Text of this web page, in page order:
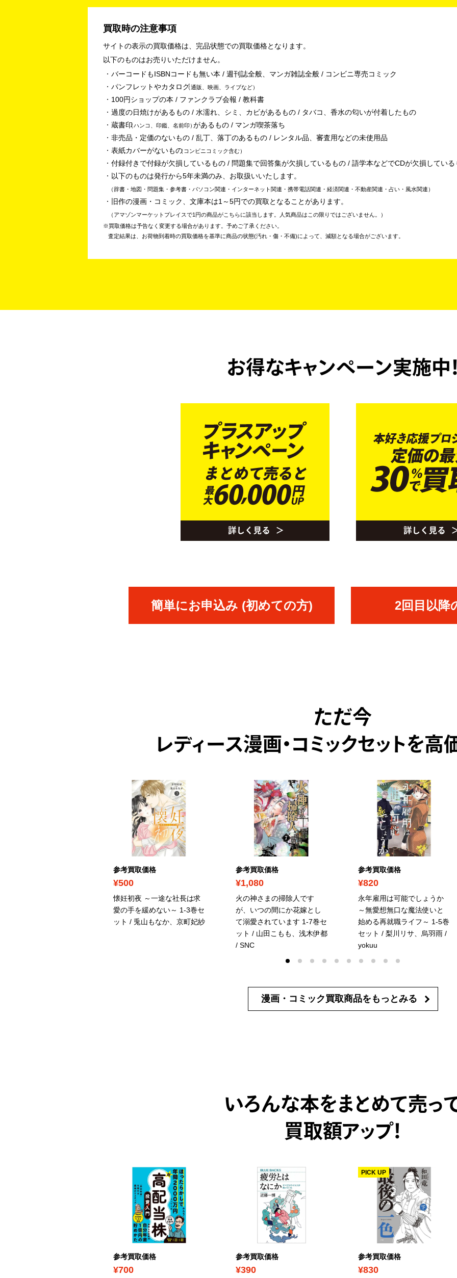
買取時の注意事項
サイトの表示の買取価格は、完品状態での買取価格となります。
以下のものはお売りいただけません。
バーコードもISBNコードも無い本 / 週刊誌全般、マンガ雑誌全般 / コンビニ専売コミック
パンフレットやカタログ 通販、映画、ライブなど
100円ショップの本 / ファンクラブ会報 / 教科書
過度の日焼けがあるもの / 水濡れ、シミ、カビがあるもの / タバコ、香水の匂いが付着したもの
蔵書印 ハンコ、印鑑、名前印
があるもの / マンガ喫茶落ち
非売品・定価のないもの / 乱丁、落丁のあるもの / レンタル品、審査用などの未使用品
表紙カバーがないもの コンビニコミック含む
付録付きで付録が欠損しているもの / 問題集で回答集が欠損しているもの / 語学本などでCDが欠損してい
以下のものは発行から5年未満のみ、お取扱いいたします。
辞書・地図・問題集・参考書・パソコン関連・インターネット関連・携帯電話関連・経済関連・不動産関連・占い・風水関連
旧作の漫画・コミック、文庫本は1～5円での買取となることがあります。
アマゾンマーケットプレイスで1円の商品がこちらに該当します。人気商品はこの限りではございません。
買取価格は予告なく変更する場合があります。予めご了承ください。
査定結果は、お荷物到着時の買取価格を基準に商品の状態(汚れ・傷・不備)によって、減額となる場合がございます。
お得なキャンペーン実施中
簡単にお申込み (初めての方) 2回目以降
ただ今
レディース漫画・コミックセットを高
参考買取価格
¥500
懐妊初夜 ～一途な社長は求
愛の手を緩めない～ 1-3巻セ
ット / 兎山もなか、京町妃紗
参考買取価格
¥1,080
火の神さまの掃除人です
が、いつの間にか花嫁とし
て溺愛されています 1-7巻セ
ット / 山田こもも、浅木伊都
/ SNC
参考買取価格
¥820
永年雇用は可能でしょうか
～無愛想無口な魔法使いと
始める再就職ライフ～ 1-5巻
セット / 梨川リサ、烏羽雨 /
yokuu
漫画・コミック買取商品を もっとみる
いろんな本をまとめて売っ
買取額アップ！
参考買取価格
¥700
参考買取価格
¥390
参考買取価格
¥830
PICK UP